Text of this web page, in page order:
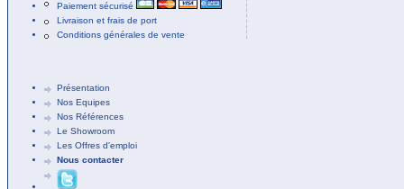
Paiement sécurisé
Livraison et frais de port
Conditions générales de vente
Présentation
Nos Equipes
Nos Références
Le Showroom
Les Offres d'emploi
Nous contacter